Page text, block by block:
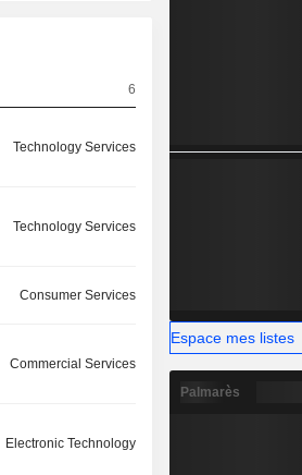
6
Technology Services
Technology Services
Consumer Services
Commercial Services
Electronic Technology
Espace mes listes
Palmarès